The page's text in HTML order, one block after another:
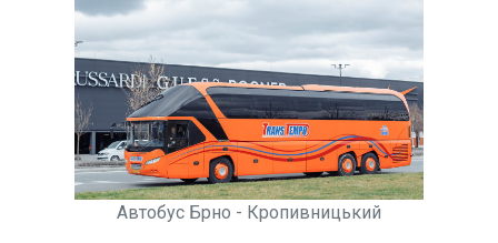
Автобус Брно - Кропивницький